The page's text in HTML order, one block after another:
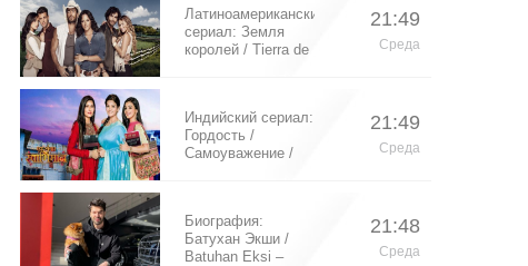
Латиноамериканский
сериал: Земля
королей / Tierra de
21:49
Среда
Индийский сериал:
Гордость /
Самоуважение /
21:49
Среда
Биография:
Батухан Экши /
Batuhan Eksi –
21:48
Среда